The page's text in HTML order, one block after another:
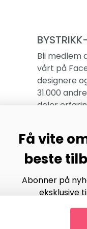
Bli medlem
vårt på
designere
31.000
deler
Bli medlem
Få vite
beste
Abonner på
eksklusive